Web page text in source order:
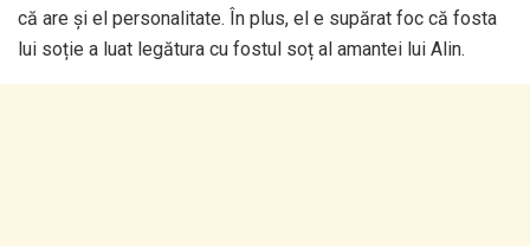
că are și el personalitate. În plus, el e supărat foc că fosta
lui soție a luat legătura cu fostul soț al amantei lui Alin.